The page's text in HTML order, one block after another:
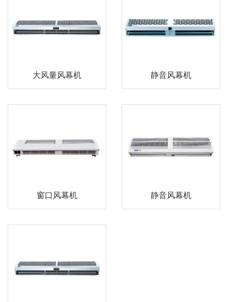
大风量风幕机 静音风幕机
窗口风幕机 静音风幕机